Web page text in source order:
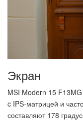
Экран
MSI Modern 15
c IPS-матрицей и
составляют 178